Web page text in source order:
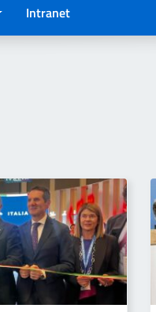
Intranet